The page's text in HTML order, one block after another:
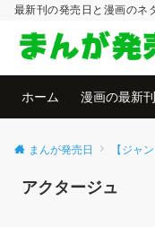
最新刊の発売日と漫画のネ
ホーム 漫画の最新
まんが発売日 【ジャン
アクタージュ